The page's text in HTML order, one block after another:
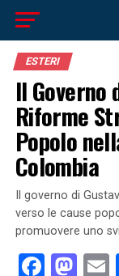
ESTERI
Il Governo
Riforme
Popolo
Colombia
Il governo di
verso le cause
promuovere uno